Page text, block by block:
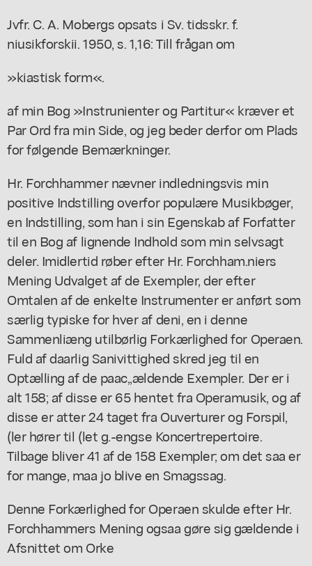
Jvfr. C. A. Mobergs opsats i Sv. tidsskr. f.
niusikforskii. 1950, s. 1,16: Till frågan om
»kiastisk form«.
af min Bog »Instrunienter og Partitur« kræver et
Par Ord fra min Side, og jeg beder derfor om Plads
for følgende Bemærkninger.
Hr. Forchhammer nævner indledningsvis min
positive Indstilling overfor populære Musikbøger,
en Indstilling, som han i sin Egenskab af Forfatter
til en Bog af lignende Indhold som min selvsagt
deler. Imidlertid røber efter Hr. Forchham.niers
Mening Udvalget af de Exempler, der efter
Omtalen af de enkelte Instrumenter er anført som
særlig typiske for hver af deni, en i denne
Sammenliæng utilbørlig Forkærlighed for Operaen.
Fuld af daarlig Sanivittighed skred jeg til en
Optælling af de paac,,ældende Exempler. Der er i
alt 158; af disse er 65 hentet fra Operamusik, og af
disse er atter 24 taget fra Ouverturer og Forspil,
(ler hører til (let g.-engse Koncertrepertoire.
Tilbage bliver 41 af de 158 Exempler; om det saa er
for mange, maa jo blive en Smagssag.
Denne Forkærlighed for Operaen skulde efter Hr.
Forchhammers Mening ogsaa gøre sig gældende i
Afsnittet om Orke